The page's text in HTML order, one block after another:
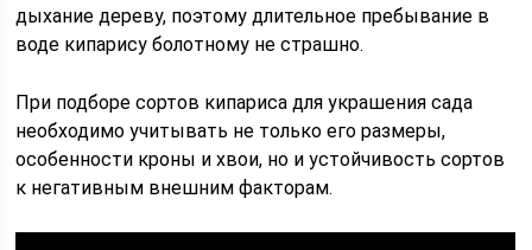
дыхание дереву, поэтому длительное пребывание в
воде кипарису болотному не страшно.
При подборе сортов кипариса для украшения сада
необходимо учитывать не только его размеры,
особенности кроны и хвои, но и устойчивость сортов
к негативным внешним факторам.